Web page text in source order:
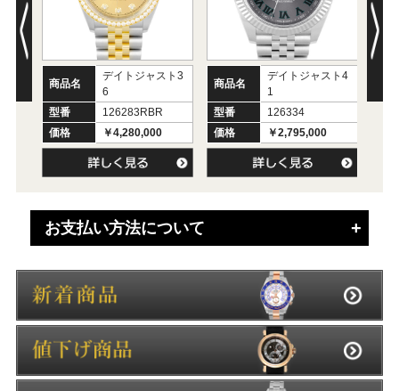
商品名
デイトジャスト3
6
型番
126283RBR
価格
￥4,280,000
商品名
デイトジャスト4
1
型番
126334
価格
￥2,795,000
お支払い方法について